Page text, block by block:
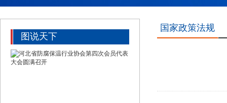
图说天下
国家政策法规